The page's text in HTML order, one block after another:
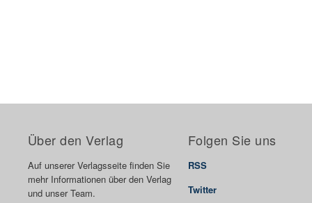
Über den Verlag
Auf unserer Verlagsseite finden Sie
mehr Informationen über den Verlag
und unser Team.
Folgen Sie uns
RSS
Twitter